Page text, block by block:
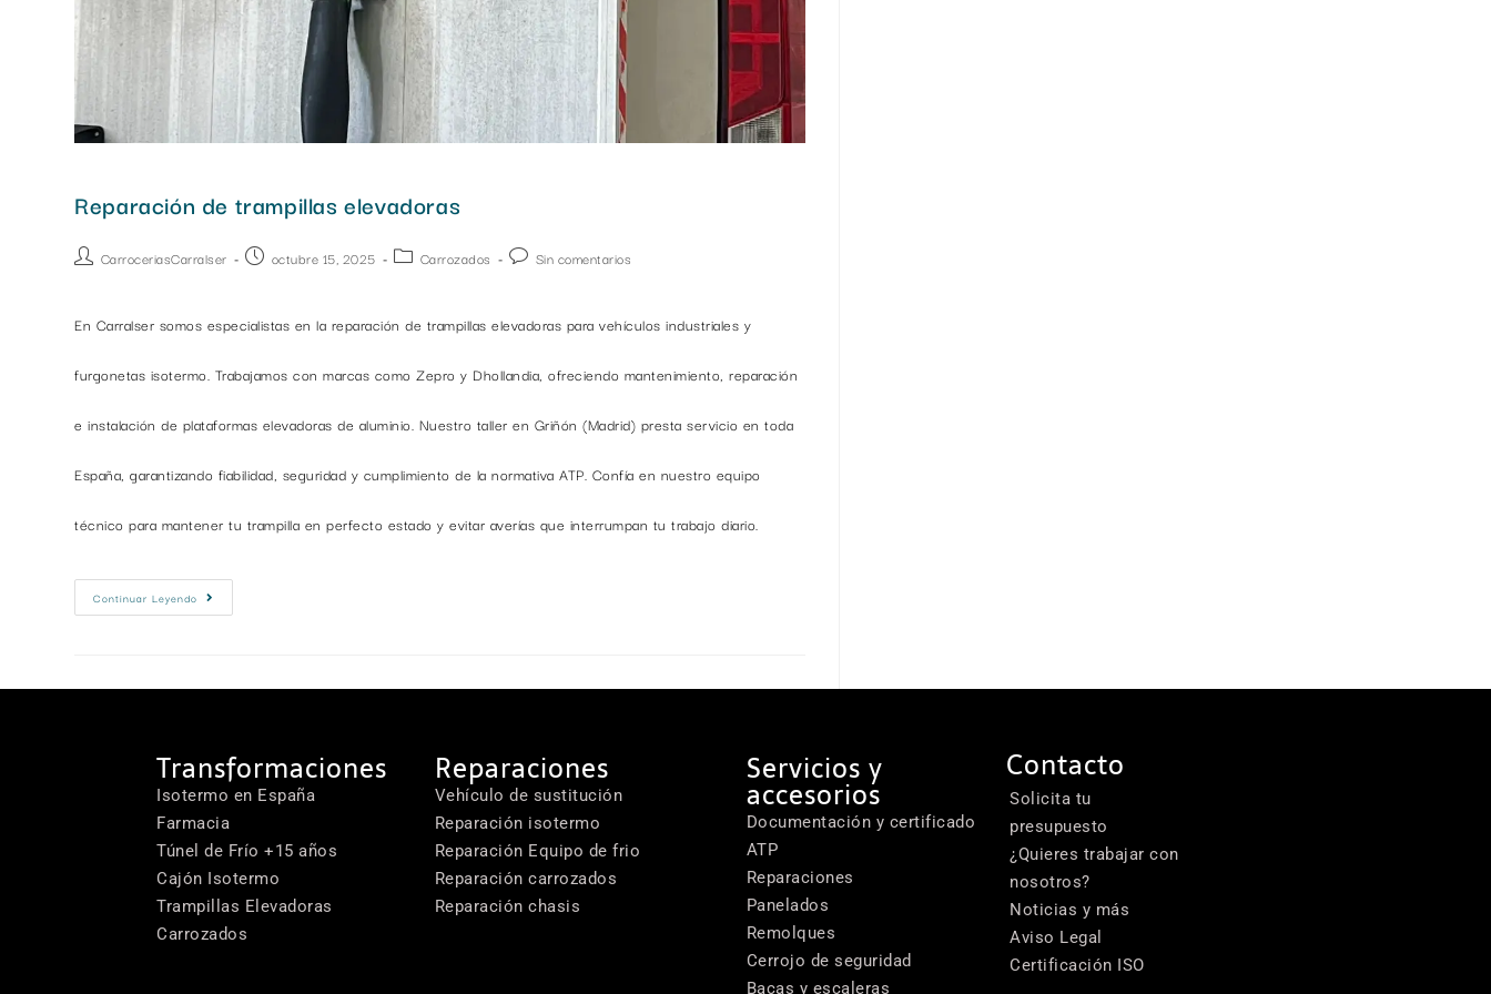
Reparación de trampillas elevadoras
CarroceriasCarralser octubre 15, 2025 Carrozados Sin comentarios
En Carralser somos especialistas en la reparación de trampillas elevadoras para vehículos industriales y
furgonetas isotermo. Trabajamos con marcas como Zepro y Dhollandia, ofreciendo mantenimiento, reparación
e instalación de plataformas elevadoras de aluminio. Nuestro taller en Griñón (Madrid) presta servicio en toda
España, garantizando fiabilidad, seguridad y cumplimiento de la normativa ATP. Confía en nuestro equipo
técnico para mantener tu trampilla en perfecto estado y evitar averías que interrumpan tu trabajo diario.
Continuar Leyendo
Transformaciones
Isotermo en España
Farmacia
Túnel de Frío +15 años
Cajón Isotermo
Trampillas Elevadoras
Carrozados
Reparaciones
Vehículo de sustitución
Reparación isotermo
Reparación Equipo de frio
Reparación carrozados
Reparación chasis
Servicios y
accesorios
Documentación y certificado
ATP
Reparaciones
Panelados
Remolques
Cerrojo de seguridad
Bacas y escaleras
Contacto
Solicita tu
presupuesto
¿Quieres trabajar con
nosotros?
Noticias y más
Aviso Legal
Certificación ISO